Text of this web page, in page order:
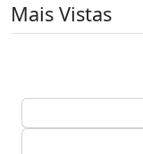
Mais Vistas